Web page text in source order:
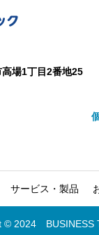
場1丁目2番地25
サービス・製品
© 2024 BUSINESS